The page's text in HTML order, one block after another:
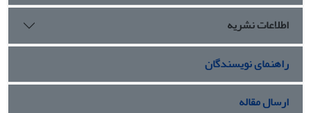
معنای خود را بر گفتمان انقلاب اسلامی برتری دهد.
اطلاعات نشریه
راهنمای نویسندگان
ارسال مقاله